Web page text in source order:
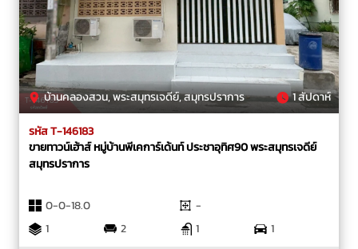
บ้านคลองสวน, พระสมุทรเจดีย์, สมุทรปราการ 1 สัปดาห์
รหัส T-146183
ขายทาวน์เฮ้าส์ หมู่บ้านพีเคการ์เด้นท์ ประชาอุทิศ90 พระสมุทรเจดีย์
สมุทรปราการ
0-0-18.0
-
1
2 1
1